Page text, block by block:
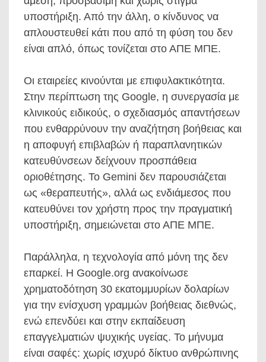
υποστήριξη. Από την άλλη, ο κίνδυνος να
απλουστευθεί κάτι που από τη φύση του δεν
είναι απλό, όπως τονίζεται στο ΑΠΕ ΜΠΕ.
Οι εταιρείες κινούνται με επιφυλακτικότητα.
Στην περίπτωση της Google, η συνεργασία με
κλινικούς ειδικούς, ο σχεδιασμός απαντήσεων
που ενθαρρύνουν την αναζήτηση βοήθειας και
η αποφυγή επιβλαβών ή παραπλανητικών
κατευθύνσεων δείχνουν προσπάθεια
οριοθέτησης. Το Gemini δεν παρουσιάζεται
ως «θεραπευτής», αλλά ως ενδιάμεσος που
κατευθύνει τον χρήστη προς την πραγματική
υποστήριξη, σημειώνεται στο ΑΠΕ ΜΠΕ.
Παράλληλα, η τεχνολογία από μόνη της δεν
επαρκεί. Η Google.org ανακοίνωσε
χρηματοδότηση 30 εκατομμυρίων δολαρίων
για την ενίσχυση γραμμών βοήθειας διεθνώς,
ενώ επενδύει και στην εκπαίδευση
επαγγελματιών ψυχικής υγείας. Το μήνυμα
είναι σαφές: χωρίς ισχυρό δίκτυο ανθρώπινης